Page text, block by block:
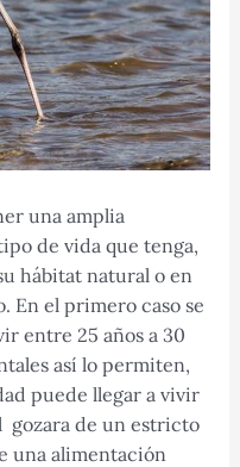
una amplia
de vida que tenga,
hábitat natural o en
En el primero caso se
entre 25 años a 30
así lo permiten,
puede llegar a vivir
gozara de un estricto
una alimentación